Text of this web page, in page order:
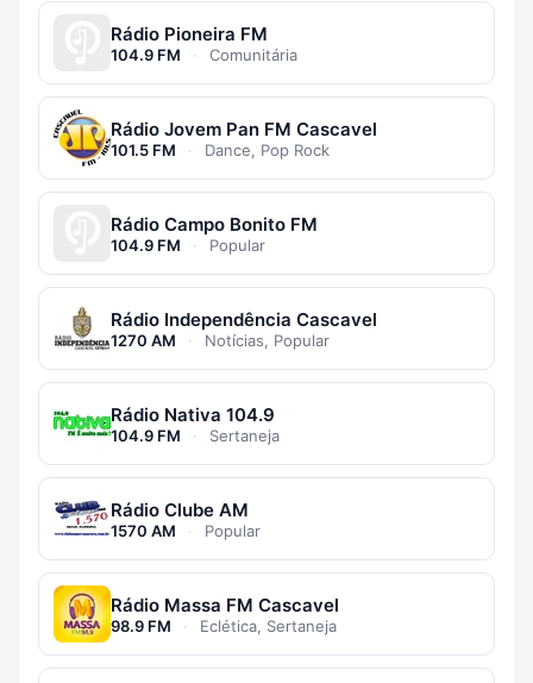
Rádio Pioneira FM
104.9 FM · Comunitária
Rádio Jovem Pan FM Cascavel
101.5 FM · Dance, Pop Rock
Rádio Campo Bonito FM
104.9 FM · Popular
Rádio Independência Cascavel
1270 AM · Notícias, Popular
Rádio Nativa 104.9
104.9 FM · Sertaneja
Rádio Clube AM
1570 AM · Popular
Rádio Massa FM Cascavel
98.9 FM · Eclética, Sertaneja